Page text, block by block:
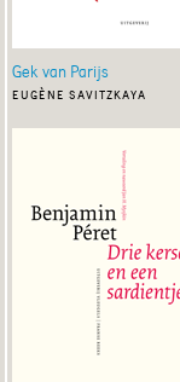
Gek van Parijs
eugène savitzkaya